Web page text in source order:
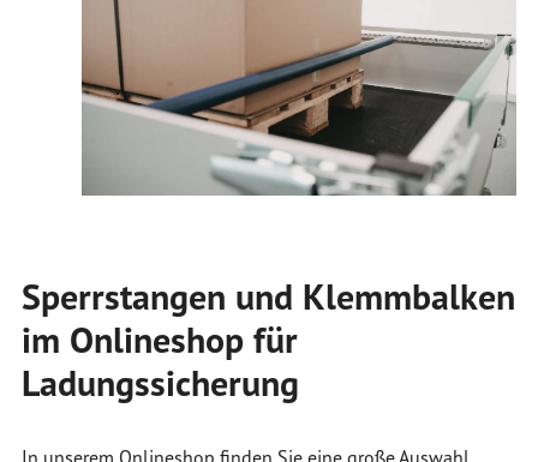
Sperrstangen und Klemmbalken
im Onlineshop für
Ladungssicherung
In unserem Onlineshop finden Sie eine große Auswahl